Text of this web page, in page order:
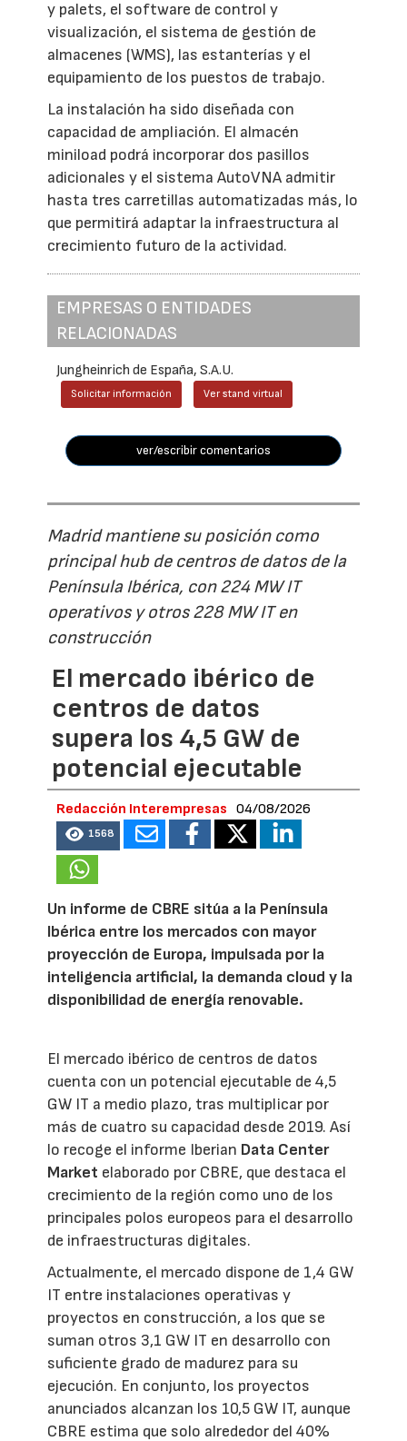
y palets, el software de control y
visualización, el sistema de gestión de
almacenes (WMS), las estanterías y el
equipamiento de los puestos de trabajo.
La instalación ha sido diseñada con
capacidad de ampliación. El almacén
miniload podrá incorporar dos pasillos
adicionales y el sistema AutoVNA admitir
hasta tres carretillas automatizadas más, lo
que permitirá adaptar la infraestructura al
crecimiento futuro de la actividad.
EMPRESAS O ENTIDADES
RELACIONADAS
Jungheinrich de España, S.A.U.
Solicitar información Ver stand virtual
ver/escribir comentarios
Madrid mantiene su posición como
principal hub de centros de datos de la
Península Ibérica, con 224 MW IT
operativos y otros 228 MW IT en
construcción
El mercado ibérico de
centros de datos
supera los 4,5 GW de
potencial ejecutable
Redacción Interempresas 04/08/2026
1568
Un informe de CBRE sitúa a la Península
Ibérica entre los mercados con mayor
proyección de Europa, impulsada por la
inteligencia artificial, la demanda cloud y la
disponibilidad de energía renovable.
El mercado ibérico de centros de datos
cuenta con un potencial ejecutable de 4,5
GW IT a medio plazo, tras multiplicar por
más de cuatro su capacidad desde 2019. Así
lo recoge el informe Iberian Data Center
Market elaborado por CBRE, que destaca el
crecimiento de la región como uno de los
principales polos europeos para el desarrollo
de infraestructuras digitales.
Actualmente, el mercado dispone de 1,4 GW
IT entre instalaciones operativas y
proyectos en construcción, a los que se
suman otros 3,1 GW IT en desarrollo con
suficiente grado de madurez para su
ejecución. En conjunto, los proyectos
anunciados alcanzan los 10,5 GW IT, aunque
CBRE estima que solo alrededor del 40%